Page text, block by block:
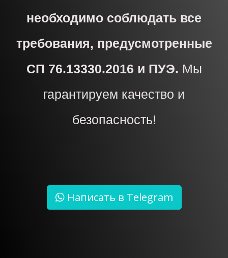
необходимо соблюдать все
требования, предусмотренные
СП 76.13330.2016 и ПУЭ. Мы
гарантируем качество и
безопасность!
Написать в Telegram